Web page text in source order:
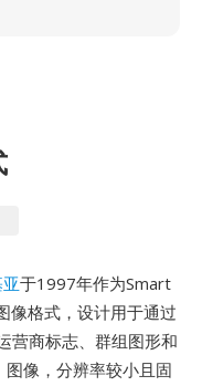
于1997年作为Smart
像格式，设计用于通过
商标志、群组图形和
像，分辨率较小且固